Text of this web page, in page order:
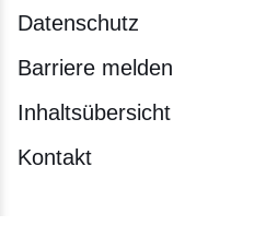
Datenschutz
Barriere melden
Inhaltsübersicht
Kontakt